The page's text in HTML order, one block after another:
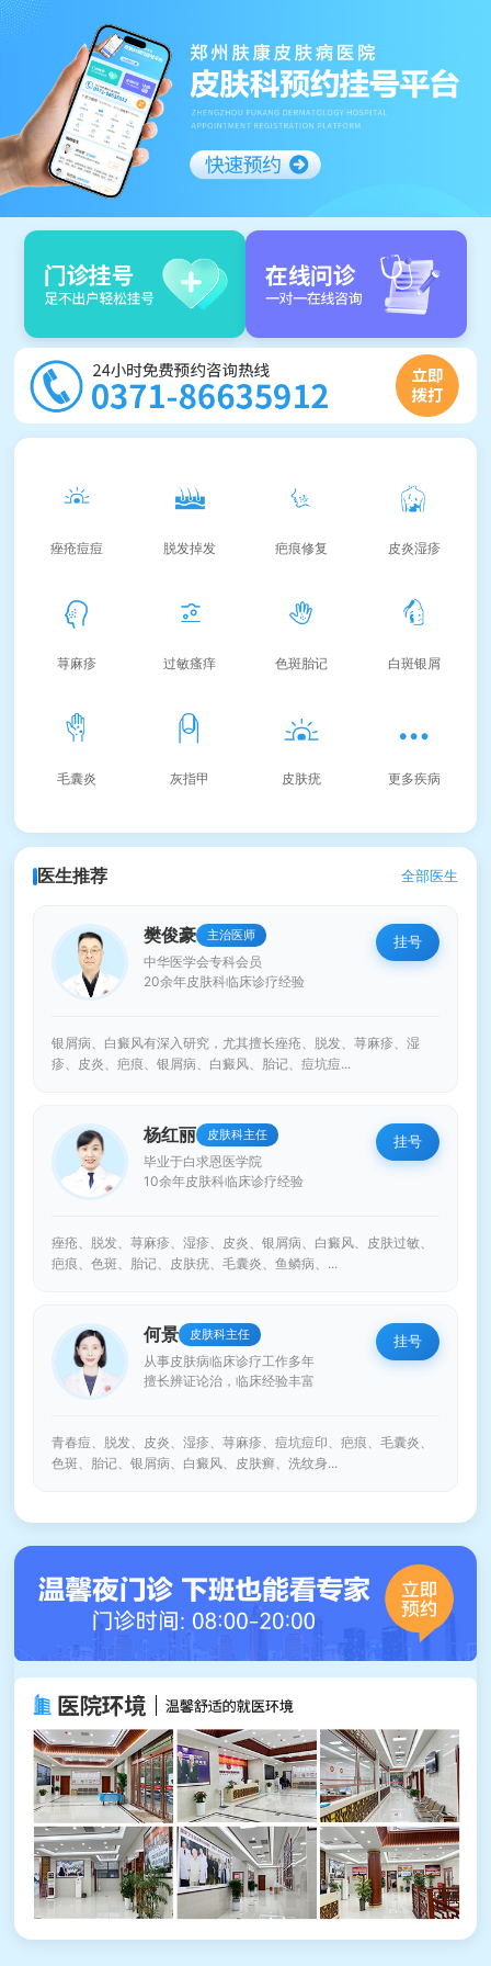
痤疮痘痘 脱发掉发 疤痕修复 皮炎湿疹
荨麻疹 过敏瘙痒 色斑胎记 白斑银屑
毛囊炎 灰指甲 皮肤疣 更多疾病
医生推荐 全部医生
樊俊豪 主治医师
中华医学会专科会员
20余年皮肤科临床诊疗经验
挂号
银屑病、白癜风有深入研究，尤其擅长痤疮、脱发、荨麻疹、湿
疹、皮炎、疤痕、银屑病、白癜风、胎记、痘坑痘...
杨红丽 皮肤科主任
毕业于白求恩医学院
10余年皮肤科临床诊疗经验
挂号
痤疮、脱发、荨麻疹、湿疹、皮炎、银屑病、白癜风、皮肤过敏、
疤痕、色斑、胎记、皮肤疣、毛囊炎、鱼鳞病、...
何景 皮肤科主任
从事皮肤病临床诊疗工作多年
擅长辨证论治，临床经验丰富
挂号
青春痘、脱发、皮炎、湿疹、荨麻疹、痘坑痘印、疤痕、毛囊炎、
色斑、胎记、银屑病、白癜风、皮肤癣、洗纹身...